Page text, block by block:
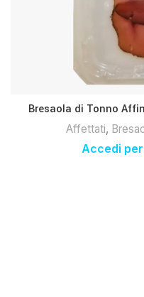
Bresaola di Tonno
Affettati,
Accedi